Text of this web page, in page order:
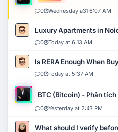
0 Wednesday a31 6:07 AM
Luxury Apartments in
0 Today at 6:13 AM
Is RERA Enough When
0 Today at 5:37 AM
BTC (Bitcoin) - Phân
0 Yesterday at 2:43 PM
What should I verify